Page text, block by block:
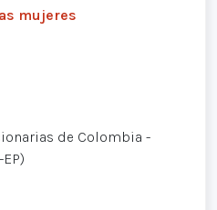
mujeres
de Colombia -